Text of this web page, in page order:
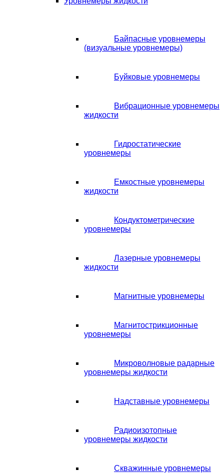
Байпасные уровнемеры
(визуальные уровнемеры)
Буйковые уровнемеры
Вибрационные уровнемеры
жидкости
Гидростатические
уровнемеры
Емкостные уровнемеры
жидкости
Кондуктометрические
уровнемеры
Лазерные уровнемеры
жидкости
Магнитные уровнемеры
Магнитострикционные
уровнемеры
Микроволновые радарные
уровнемеры жидкости
Надставные уровнемеры
Радиоизотопные
уровнемеры жидкости
Скважинные уровнемеры